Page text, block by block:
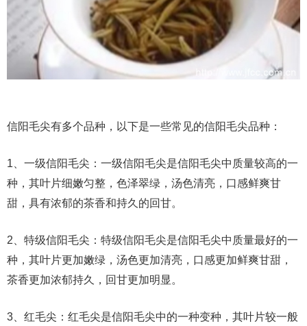
信阳毛尖有多个品种，以下是一些常见的信阳毛尖品种：
1、一级信阳毛尖：一级信阳毛尖是信阳毛尖中质量较高的一
种，其叶片细嫩匀整，色泽翠绿，汤色清亮，口感鲜爽甘
甜，具有浓郁的茶香和持久的回甘。
2、特级信阳毛尖：特级信阳毛尖是信阳毛尖中质量最好的一
种，其叶片更加嫩绿，汤色更加清亮，口感更加鲜爽甘甜，
茶香更加浓郁持久，回甘更加明显。
3、红毛尖：红毛尖是信阳毛尖中的一种变种，其叶片较一般